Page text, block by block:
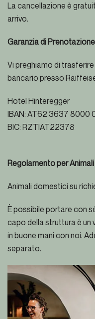
La cancellazione è
arrivo.
Garanzia di Prenotazione
Vi preghiamo di
bancario presso
Hotel Hinteregger
IBAN: AT62 3637 8000
BIC: RZTIAT22378
Regolamento per
Animali domestici su
È possibile portare con
capo della struttura è un
in buone mani con noi.
separato.